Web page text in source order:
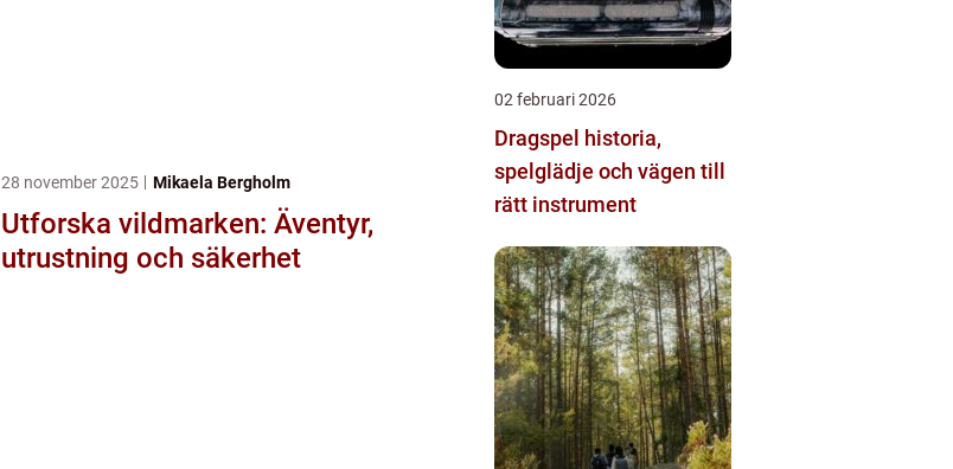
28 november 2025 Mikaela Bergholm
Utforska vildmarken: Äventyr,
utrustning och säkerhet
02 februari 2026
Dragspel historia,
spelglädje och vägen till
rätt instrument